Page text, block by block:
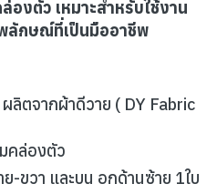
งตัว เหมาะสำหรับใช้งาน
ลักษณ์ที่เป็นมืออาชีพ
ลิตจากผ้าดีวาย ( DY Fabric
คล่องตัว
ย-ขวา และบน อกด้านซ้าย 1ใบ